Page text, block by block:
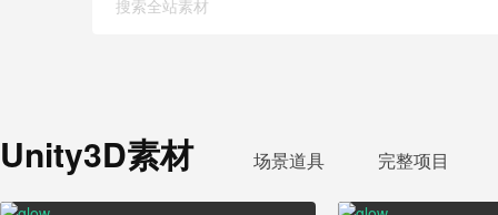
【更新】MK Toon - Stylized
【更新】POLYGON Apocalypse -
Unity3D素材 场景道具 完整项目